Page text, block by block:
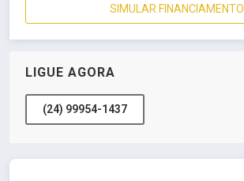
SIMULAR FINANCIAMENTO
LIGUE AGORA
(24) 99954-1437